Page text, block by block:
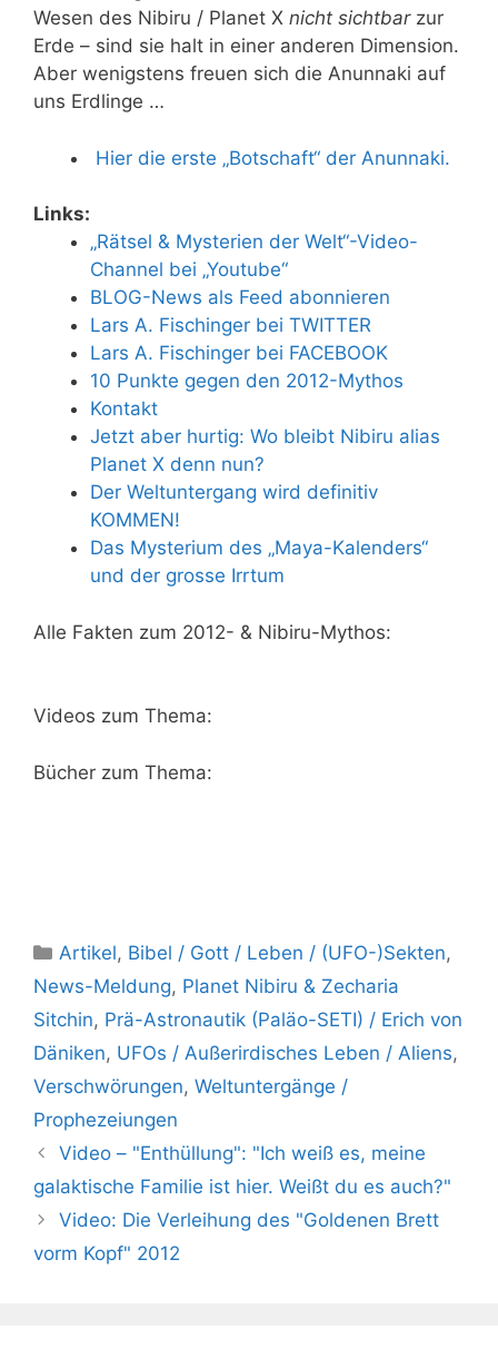
Wesen des Nibiru / Planet X nicht sichtbar zur
Erde – sind sie halt in einer anderen Dimension.
Aber wenigstens freuen sich die Anunnaki auf
uns Erdlinge …
Hier die erste „Botschaft“ der Anunnaki.
Links:
„Rätsel & Mysterien der Welt“-Video-
Channel bei „Youtube“
BLOG-News als Feed abonnieren
Lars A. Fischinger bei TWITTER
Lars A. Fischinger bei FACEBOOK
10 Punkte gegen den 2012-Mythos
Kontakt
Jetzt aber hurtig: Wo bleibt Nibiru alias
Planet X denn nun?
Der Weltuntergang wird definitiv
KOMMEN!
Das Mysterium des „Maya-Kalenders“
und der grosse Irrtum
Alle Fakten zum 2012- & Nibiru-Mythos:
Videos zum Thema:
Bücher zum Thema:
Kategorien
Artikel, Bibel / Gott / Leben / (UFO-)Sekten,
News-Meldung, Planet Nibiru & Zecharia
Sitchin, Prä-Astronautik (Paläo-SETI) / Erich von
Däniken, UFOs / Außerirdisches Leben / Aliens,
Verschwörungen, Weltuntergänge /
Prophezeiungen
Video – "Enthüllung": "Ich weiß es, meine
galaktische Familie ist hier. Weißt du es auch?"
Video: Die Verleihung des "Goldenen Brett
vorm Kopf" 2012